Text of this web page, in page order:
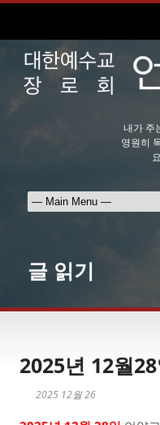
내가 주
영원히
글 읽기
2025년 12월
2025 12월 26